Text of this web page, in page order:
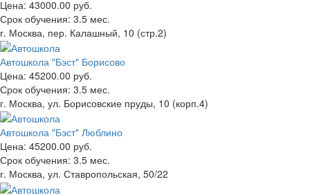
Цена: 43000.00 руб.
Срок обучения: 3.5 мес.
г. Москва, пер. Калашный, 10 (стр.2)
Автошкола "Бэст" Борисово
Цена: 45200.00 руб.
Срок обучения: 3.5 мес.
г. Москва, ул. Борисовские пруды, 10 (корп.4)
Автошкола "Бэст" Люблино
Цена: 45200.00 руб.
Срок обучения: 3.5 мес.
г. Москва, ул. Ставропольская, 50/22